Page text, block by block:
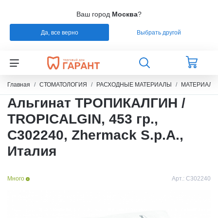
Ваш город Москва?
Да, все верно Выбрать другой
Назад
СТОМАТОЛОГИЯ
Назад
РАСХОДНЫЕ МАТЕРИАЛЫ
ЭНДОДОНТИЧЕСКОЕ ЛЕЧЕНИЕ
ШТИФТЫ СТЕКЛОВОЛОКНО / БЕЗЗОЛЬНЫЕ /
ТИТАН
УПАКОВКА ДЛЯ СТЕРИЛИЗАЦИИ
ОБОРУДОВАНИЕ
Назад
ЗУБОТЕХНИЧЕСКАЯ ЛАБОРАТОРИЯ
Назад
РАСХОДНЫЕ МАТЕРИАЛЫ
СИЛИКОНЫ
МАТЕРИАЛЫ И ИНСТРУМЕНТЫ ДЛЯ
ПОЛИРОВАНИЯ
ПРИСПОСОБЛЕНИЯ ДЛЯ ИЗГОТОВЛЕНИЯ
Главная СТОМАТОЛОГИЯ РАСХОДНЫЕ МАТЕРИАЛЫ
Альгинат ТРОПИКАЛГИН /
TROPICALGIN, 453 гр.,
C302240, Zhermack S.p.A.,
Италия
Много Арт.: C302240